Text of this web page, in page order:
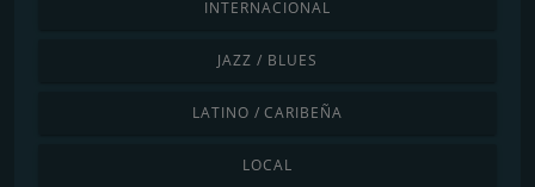
INTERNACIONAL
JAZZ / BLUES
LATINO / CARIBEÑA
LOCAL